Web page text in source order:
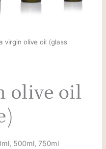
virgin olive oil (glass
olive oil
500ml, 750ml